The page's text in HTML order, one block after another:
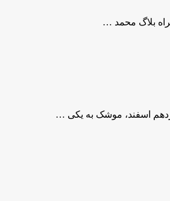
بلاگ محمد …
اسفند، موشک به یکی …